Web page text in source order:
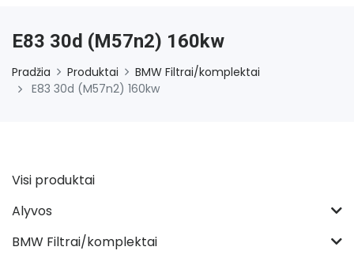
E83 30d (M57n2) 160kw
Pradžia Produktai
BMW Filtrai/komplektai
E83 30d (M57n2) 160kw
Visi produktai
Alyvos
BMW Filtrai/komplektai